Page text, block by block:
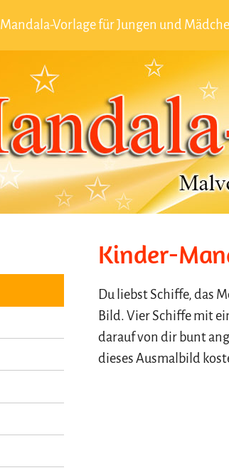
Mandala-Vorlage für Jungen und
Kinder-
Du liebst Schiffe, das
Bild. Vier Schiffe mit
darauf von dir bunt
dieses Ausmalbild